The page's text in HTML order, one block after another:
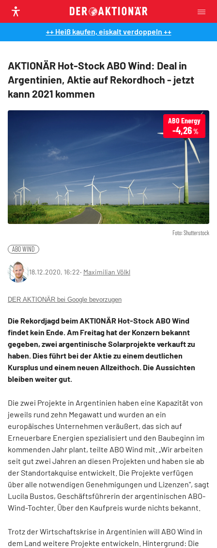
++ Heiß kaufen, eiskalt verdoppeln ++
AKTIONÄR Hot-Stock ABO Wind: Deal in
Argentinien, Aktie auf Rekordhoch - jetzt
kann 2021 kommen
Foto: Shutterstock
ABO Energy
-4,26 %
ABO WIND
18.12.2020, 16:22‧ Maximilian Völkl
DER AKTIONÄR bei Google bevorzugen
Die Rekordjagd beim AKTIONÄR Hot-Stock ABO Wind
findet kein Ende. Am Freitag hat der Konzern bekannt
gegeben, zwei argentinische Solarprojekte verkauft zu
haben. Dies führt bei der Aktie zu einem deutlichen
Kursplus und einem neuen Allzeithoch. Die Aussichten
bleiben weiter gut.
Die zwei Projekte in Argentinien haben eine Kapazität von
jeweils rund zehn Megawatt und wurden an ein
europäisches Unternehmen veräußert, das sich auf
Erneuerbare Energien spezialisiert und den Baubeginn im
kommenden Jahr plant, teilte ABO Wind mit. „Wir arbeiten
seit gut zwei Jahren an diesen Projekten und haben sie ab
der Standortakquise entwickelt. Die Projekte verfügen
über alle notwendigen Genehmigungen und Lizenzen", sagt
Lucila Bustos, Geschäftsführerin der argentinischen ABO-
Wind-Tochter. Über den Kaufpreis wurde nichts bekannt.
Trotz der Wirtschaftskrise in Argentinien will ABO Wind in
dem Land weitere Projekte entwickeln. Hintergrund: Die